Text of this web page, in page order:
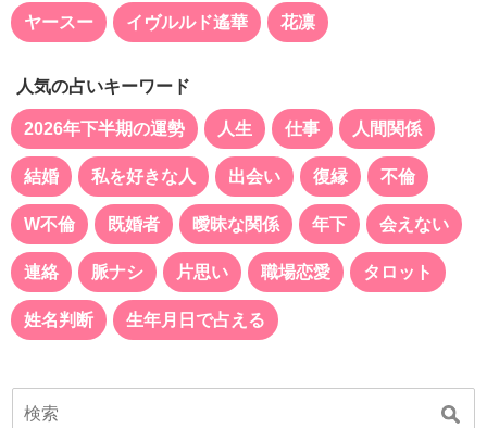
ヤースー イヴルルド遙華 花凛
人気の占いキーワード
2026年下半期の運勢 人生 仕事 人間関係
結婚 私を好きな人 出会い 復縁 不倫
W不倫 既婚者 曖昧な関係 年下 会えない
連絡 脈ナシ 片思い 職場恋愛 タロット
姓名判断 生年月日で占える